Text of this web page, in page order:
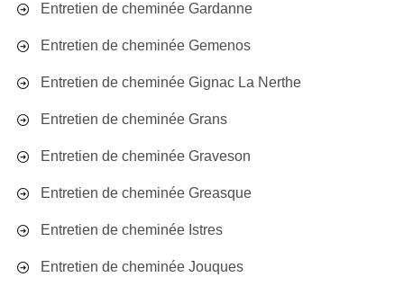
Entretien de cheminée Gardanne
Entretien de cheminée Gemenos
Entretien de cheminée Gignac La Nerthe
Entretien de cheminée Grans
Entretien de cheminée Graveson
Entretien de cheminée Greasque
Entretien de cheminée Istres
Entretien de cheminée Jouques